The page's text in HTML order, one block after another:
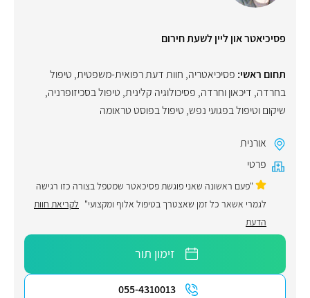
פסיכיאטר און ליין לשעת חירום
תחום ראשי: פסיכיאטריה, חוות דעת רפואית-משפטית, טיפול
בחרדה, דיכאון וחרדה, פסיכולוגיה קלינית, טיפול בסכיזופרניה,
שיקום וטיפול בפגועי נפש, טיפול בפוסט טראומה
אורנית
פרטי
"פעם ראשונה שאני פוגשת פסיכאטר שמטפל בצורה כזו רגישה
לגמרי אשאר כל זמן שאצטרך בטיפול אלוף ומקצועי" לקריאת חוות
הדעת
זימון תור
055-4310013